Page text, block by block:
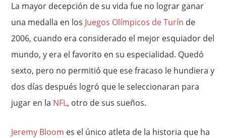
La mayor decepción de su vida fue no lograr ganar
una medalla en los Juegos Olímpicos de Turín de
2006, cuando era considerado el mejor esquiador del
mundo, y era el favorito en su especialidad. Quedó
sexto, pero no permitió que ese fracaso le hundiera y
dos días después logró que le seleccionaran para
jugar en la NFL, otro de sus sueños.
Jeremy Bloom es el único atleta de la historia que ha